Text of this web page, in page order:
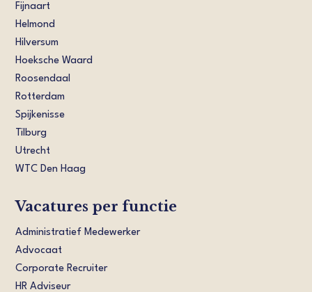
Fijnaart
Helmond
Hilversum
Hoeksche Waard
Roosendaal
Rotterdam
Spijkenisse
Tilburg
Utrecht
WTC Den Haag
Vacatures per functie
Administratief Medewerker
Advocaat
Corporate Recruiter
HR Adviseur